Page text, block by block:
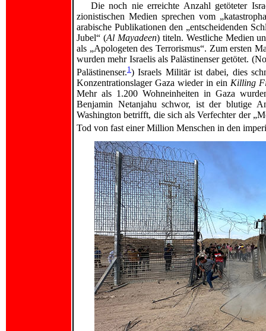
Die noch nie erreichte Anzahl getöteter
zionistischen Medien sprechen vom
arabische Publikationen den „entscheidenden
Jubel“ (Al Mayadeen) titeln. Westliche Medien
als „Apologeten des Terrorismus“. Zum ersten
wurden mehr Israelis als Palästinenser getötet.
Palästinenser.1) Israels Militär ist dabei, dies
Konzentrationslager Gaza wieder in ein Killing
Mehr als 1.200 Wohneinheiten in Gaza
Benjamin Netanjahu schwor, ist der blutige
Washington betrifft, die sich als Verfechter der
Tod von fast einer Million Menschen in den